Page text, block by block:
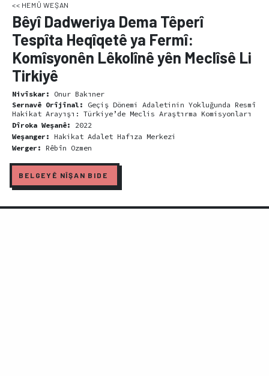
<< HEMÛ WEŞAN
Bêyî Dadweriya Dema Têperî
Tespîta Heqîqetê ya Fermî:
Komîsyonên Lêkolînê yên Meclîsê Li
Tirkiyê
Nivîskar:
Onur Bakıner
Sernavê Orîjînal:
Geçiş Dönemi Adaletinin Yokluğunda Resmî
Hakikat Arayışı: Türkiye’de Meclis Araştırma Komisyonları
Dîroka Weşanê:
2022
Weşanger:
Hakikat Adalet Hafıza Merkezi
Werger:
Rêbîn Ozmen
BELGEYÊ NÎŞAN BIDE